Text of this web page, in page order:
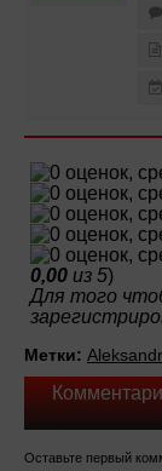
0,00 из 5)
Для того
Метки:
Оставьте первый